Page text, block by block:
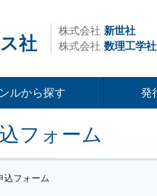
社
株式会社 新世社
株式会社 数理工学社
ルから探す 発
フォーム
込フォーム